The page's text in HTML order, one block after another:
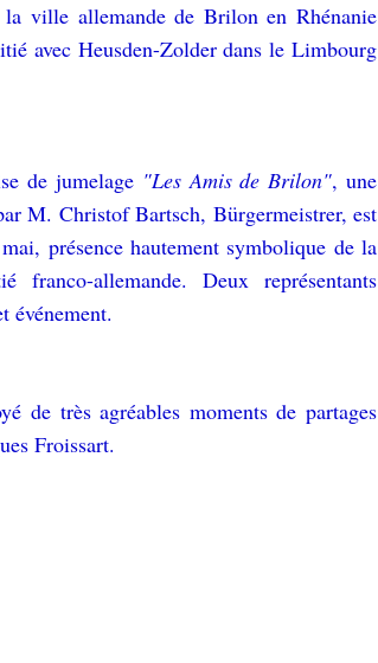
ville allemande de Brilon en Rhénanie
avec Heusden-Zolder dans le Limbourg
de jumelage "Les Amis de Brilon", une
M. Christof Bartsch, Bürgermeistrer, est
présence hautement symbolique de la
allemande. Deux représentants
événement.
de très agréables moments de partages
Froissart.